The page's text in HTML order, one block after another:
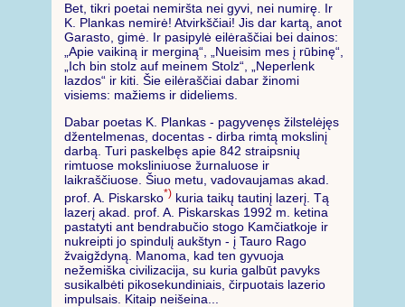
Bet, tikri poetai nemiršta nei gyvi, nei numirę. Ir
K. Plankas nemirė! Atvirkščiai! Jis dar kartą, anot
Garasto, gimė. Ir pasipylė eilėraščiai bei dainos:
„Apie vaikiną ir merginą“, „Nueisim mes į rūbinę“,
„Ich bin stolz auf meinem Stolz“, „Neperlenk
lazdos“ ir kiti. Šie eilėraščiai dabar žinomi
visiems: mažiems ir dideliems.
Dabar poetas K. Plankas - pagyvenęs žilstelėjęs
džentelmenas, docentas - dirba rimtą mokslinį
darbą. Turi paskelbęs apie 842 straipsnių
rimtuose moksliniuose žurnaluose ir
laikraščiuose. Šiuo metu, vadovaujamas akad.
prof. A. Piskarsko*) kuria taikų tautinį lazerį. Tą
lazerį akad. prof. A. Piskarskas 1992 m. ketina
pastatyti ant bendrabučio stogo Kamčiatkoje ir
nukreipti jo spindulį aukštyn - į Tauro Rago
žvaigždyną. Manoma, kad ten gyvuoja
nežemiška civilizacija, su kuria galbūt pavyks
susikalbėti pikosekundiniais, čirpuotais lazerio
impulsais. Kitaip neišeina...